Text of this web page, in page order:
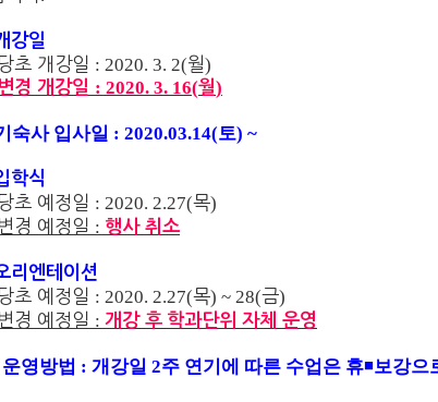
강일
초 개강일 : 2020. 3. 2(월)
변경 개강일 : 2020. 3. 16(월)
숙사 입사일 : 2020.03.14(토) ~
학식
초 예정일 : 2020. 2.27(목)
변경 예정일 : 행사 취소
리엔테이션
초 예정일 : 2020. 2.27(목) ~ 28(금)
변경 예정일 : 개강 후 학과단위 자체 운영
운영방법 : 개강일 2주 연기에 따른 수업은 휴◾보강으